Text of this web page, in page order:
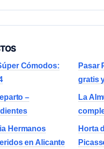
Cómodos:
Pasar
gratis
–
La
Hermanos
en Alicante
Horta